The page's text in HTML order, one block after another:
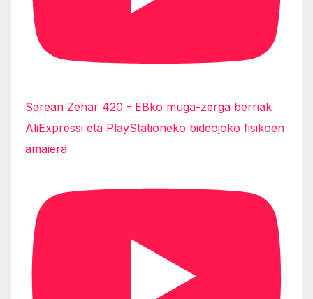
Sarean Zehar 420 - EBko muga-zerga berriak
AliExpressi eta PlayStationeko bideojoko fisikoen
amaiera